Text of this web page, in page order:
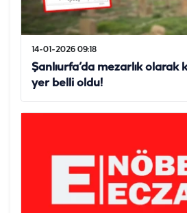
14-01-2026 09:18
Şanlıurfa’da mezarlık olarak
yer belli oldu!